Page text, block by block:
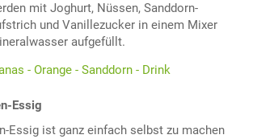
mit Joghurt, Nüssen, Sanddorn-
und Vanillezucker in einem Mixer
aufgefüllt.
- Orange - Sanddorn - Drink
Essig
Essig ist ganz einfach selbst zu machen